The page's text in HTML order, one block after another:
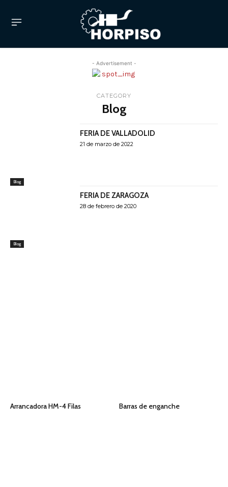
- Advertisement -
CATEGORY
Blog
Blog
FERIA DE VALLADOLID
21 de marzo de 2022
Blog
FERIA DE ZARAGOZA
28 de febrero de 2020
Arrancadora HM-4 Filas Barras de enganche